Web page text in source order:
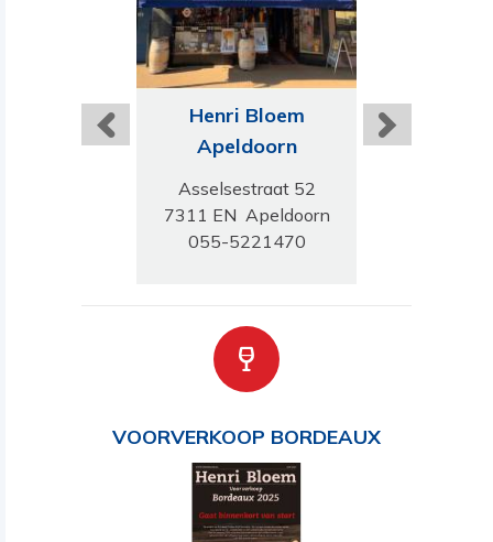
Henri Bloem
Apeldoorn
Asselsestraat 52
7311 EN Apeldoorn
055-5221470
VOORVERKOOP BORDEAUX